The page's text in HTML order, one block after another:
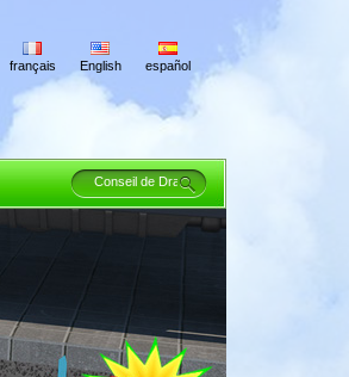
français English español